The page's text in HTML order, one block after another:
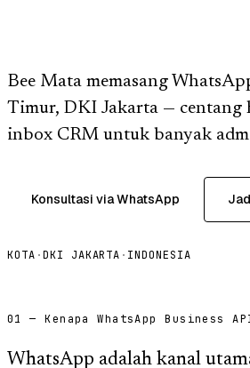
Bee Mata memasang
Timur, DKI Jakarta — centang
inbox CRM untuk banyak
Konsultasi via WhatsApp
KOTA ·DKI JAKARTA · INDONESIA
01 — Kenapa WhatsApp Business
WhatsApp adalah kanal